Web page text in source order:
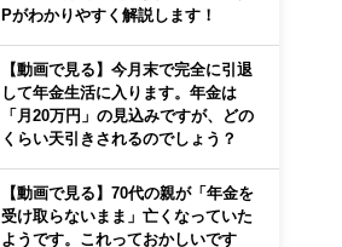
Pがわかりやすく解説します！
【動画で見る】今月末で完全に引退
して年金生活に入ります。年金は
「月20万円」の見込みですが、どの
くらい天引きされるのでしょう？
【動画で見る】70代の親が「年金を
受け取らないまま」亡くなっていた
ようです。これっておかしいです